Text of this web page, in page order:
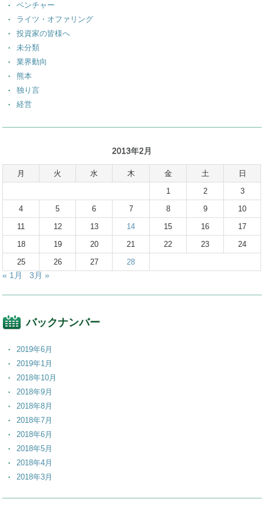
ベンチャー
ライツ・オファリング
投資家の皆様へ
未分類
業界動向
熊本
独り言
経営
2013年2月
月 火 水 木 金 土
日
1
2
3
4
5 6 7 8 9
10
11
12 13 14 15 16
17
18
19 20 21 22 23
24
25
26 27 28
« 1月 3月 »
バックナンバー
2019年6月
2019年1月
2018年10月
2018年9月
2018年8月
2018年7月
2018年6月
2018年5月
2018年4月
2018年3月